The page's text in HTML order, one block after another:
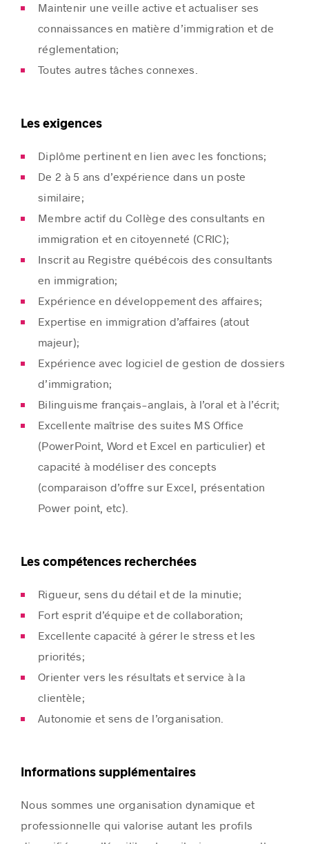
Maintenir une veille active et actualiser ses
connaissances en matière d’immigration et de
réglementation;
Toutes autres tâches connexes.
Les exigences
Diplôme pertinent en lien avec les fonctions;
De 2 à 5 ans d’expérience dans un poste
similaire;
Membre actif du Collège des consultants en
immigration et en citoyenneté (CRIC);
Inscrit au Registre québécois des consultants
en immigration;
Expérience en développement des affaires;
Expertise en immigration d’affaires (atout
majeur);
Expérience avec logiciel de gestion de dossiers
d’immigration;
Bilinguisme français-anglais, à l’oral et à l’écrit;
Excellente maîtrise des suites MS Office
(PowerPoint, Word et Excel en particulier) et
capacité à modéliser des concepts
(comparaison d’offre sur Excel, présentation
Power point, etc).
Les compétences recherchées
Rigueur, sens du détail et de la minutie;
Fort esprit d’équipe et de collaboration;
Excellente capacité à gérer le stress et les
priorités;
Orienter vers les résultats et service à la
clientèle;
Autonomie et sens de l’organisation.
Informations supplémentaires
Nous sommes une organisation dynamique et
professionnelle qui valorise autant les profils